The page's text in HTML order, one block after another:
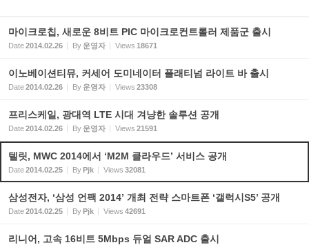
마이크로칩, 새로운 8비트 PIC 마이크로컨트롤러 제품군 출시
Date2014.02.26 By 운영자 Views 18671
이노베이션티뮤, 커세어 도미네이터 플래티넘 라이트 바 출시
Date2014.02.26 By 운영자 Views 23308
프리스케일, 광대역 LTE 시대 겨냥한 솔루션 공개
Date2014.02.26 By 운영자 Views 21591
텔릿, MWC 2014에서 ‘M2M 클라우드’ 서비스 공개
Date2014.02.25 ByPjk Views 32081
삼성전자, ‘삼성 언팩 2014’ 개최 전략 스마트폰 ‘갤럭시S5’ 공개
Date2014.02.25 ByPjk Views 42691
리니어, 고속 16비트 5Mbps 듀얼 SAR ADC 출시